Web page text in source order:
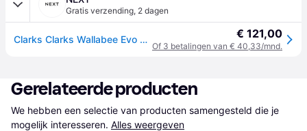
Gratis verzending, 2 dagen
Clarks Clarks Wallabee Evo Schuhe aus Veloursleder € 121,00
Of 3 betalingen van € 40,33/mnd.
Gerelateerde producten
We hebben een selectie van producten samengesteld die je
mogelijk interesseren. Alles weergeven